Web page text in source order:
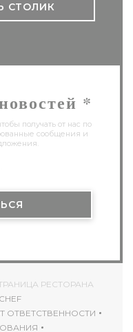
СТОЛИК
*
получать от нас по
сообщения и
РЕСТОРАНА
((ОТКРЫВАЕТСЯ В
ОТВЕТСТВЕННОСТИ
В НОВОМ ОКНЕ))